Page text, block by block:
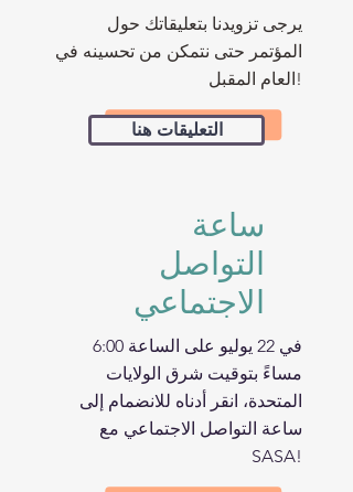
يرجى تزويدنا بتعليقاتك حول
المؤتمر حتى نتمكن من تحسينه في
العام المقبل!
التعليقات هنا
ساعة
التواصل
الاجتماعي
في 22 يوليو على الساعة 6:00
مساءً بتوقيت شرق الولايات
المتحدة، انقر أدناه للانضمام إلى
ساعة التواصل الاجتماعي مع
SASA!